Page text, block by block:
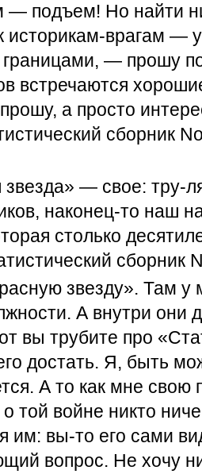
— подъем! Но найти
врагам —
границами, — прошу
встречаются
прошу, а просто
сборник
— свое: тру-
наконец-то наш
столько
сборник
звезду». Там
А внутри они
вы трубите про
достать. Я, быть
А то как мне свою
той войне никто
им: вы-то его сами
вопрос. Не хочу